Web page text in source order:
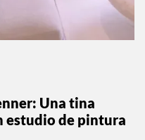
Una tina
estudio de pintura